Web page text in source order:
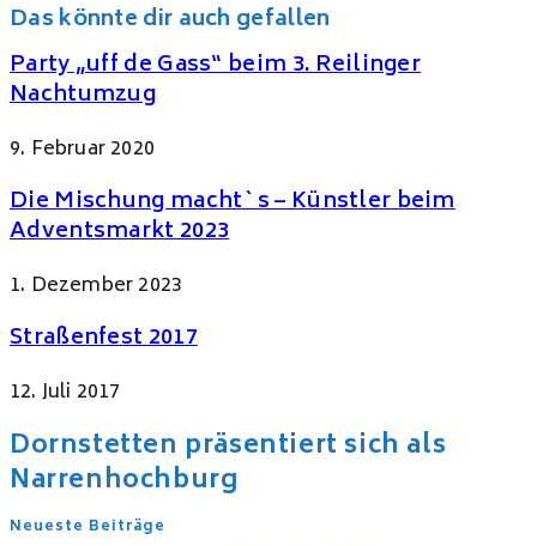
Das könnte dir auch gefallen
Party „uff de Gass“ beim 3. Reilinger
Nachtumzug
9. Februar 2020
Die Mischung macht`s – Künstler beim
Adventsmarkt 2023
1. Dezember 2023
Straßenfest 2017
12. Juli 2017
Dornstetten präsentiert sich als
Narrenhochburg
Neueste Beiträge